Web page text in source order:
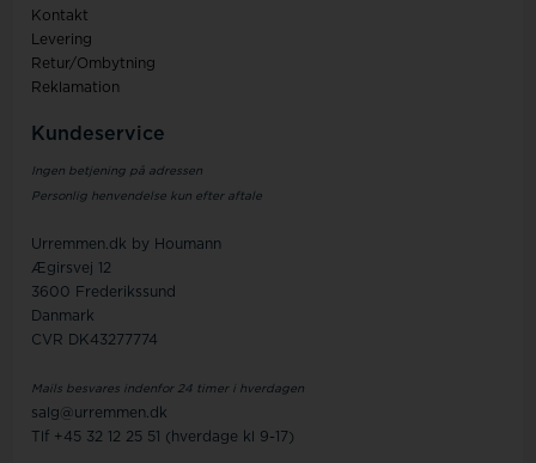
Kontakt
Levering
Retur/Ombytning
Reklamation
Kundeservice
Ingen betjening på adressen
Personlig henvendelse kun efter aftale
Urremmen.dk by Houmann
Ægirsvej 12
3600 Frederikssund
Danmark
CVR DK43277774
Mails besvares indenfor 24 timer i hverdagen
salg@urremmen.dk
Tlf +45 32 12 25 51 (hverdage kl 9-17)